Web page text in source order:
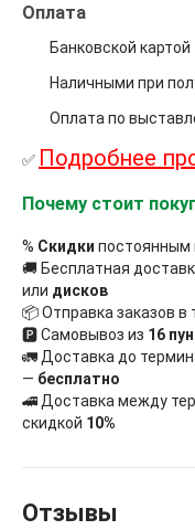
Оплата
Банковской картой
Наличными при
Оплата по
✅ Подробнее
Почему стоит
% Скидки постоянным
🚚 Бесплатная
или дисков
📦 Отправка заказов в
🅿 Самовывоз из 16
🚛 Доставка до
— бесплатно
🚄 Доставка между
скидкой 10%
Отзывы